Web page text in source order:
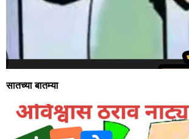
सातच्या बातम्या